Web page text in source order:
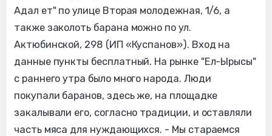
Адал ет" по улице Вторая молодежная, 1/6, а
также заколоть барана можно по ул.
Актюбинской, 298 (ИП «Куспанов»). Вход на
данные пункты бесплатный. На рынке "Ел-Ырысы"
с раннего утра было много народа. Люди
покупали баранов, здесь же, на площадке
закалывали его, согласно традиции, и оставляли
часть мяса для нуждающихся. - Мы стараемся